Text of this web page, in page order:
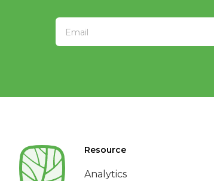
Resource
Analytics